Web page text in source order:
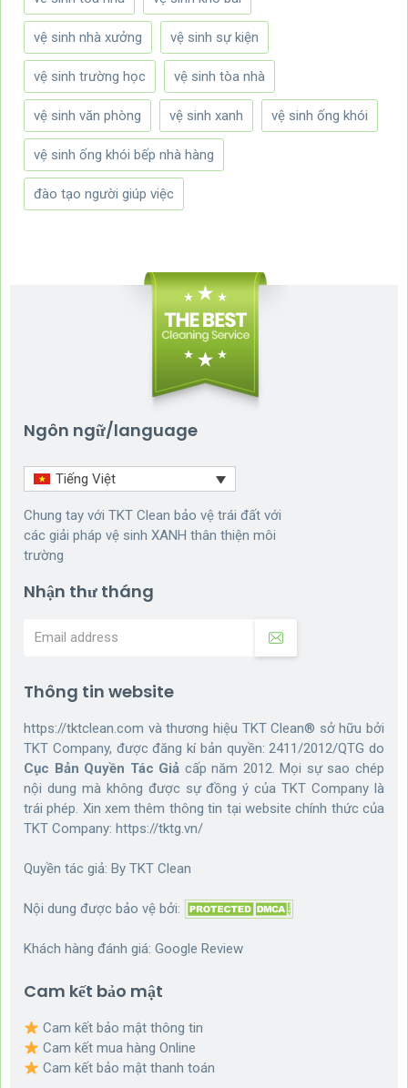
vệ sinh nhà xưởng vệ sinh sự kiện
vệ sinh trường học vệ sinh tòa nhà
vệ sinh văn phòng vệ sinh xanh vệ sinh ống khói
vệ sinh ống khói bếp nhà hàng
đào tạo người giúp việc
Ngôn ngữ/language
Tiếng Việt
Chung tay với TKT Clean bảo vệ trái đất với
các giải pháp vệ sinh XANH thân thiện môi
trường
Nhận thư tháng
Thông tin website
https://tktclean.com và thương hiệu TKT Clean® sở hữu bởi
TKT Company, được đăng kí bản quyền: 2411/2012/QTG do
Cục Bản Quyền Tác Giả cấp năm 2012. Mọi sự sao chép
nội dung mà không được sự đồng ý của TKT Company là
trái phép. Xin xem thêm thông tin tại website chính thức của
TKT Company: https://tktg.vn/
Quyền tác giả: By TKT Clean
Nội dung được bảo vệ bởi:
Khách hàng đánh giá: Google Review
Cam kết bảo mật
Cam kết bảo mật thông tin
Cam kết mua hàng Online
Cam kết bảo mật thanh toán